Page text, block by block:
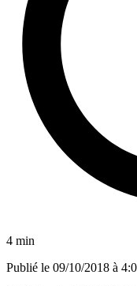
4 min
Publié le 09/10/2018 à